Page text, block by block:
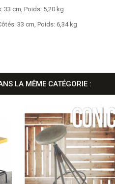
33 cm, Poids: 5,20 kg
33 cm, Poids: 6,34 kg
LA MÊME CATÉGORIE :